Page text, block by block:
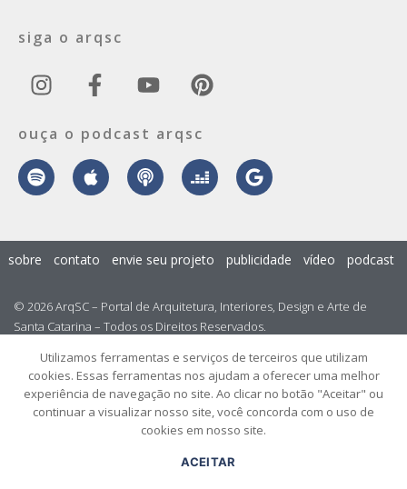
siga o arqsc
ouça o podcast arqsc
© 2026 ArqSC – Portal de Arquitetura, Interiores, Design e Arte de
Santa Catarina – Todos os Direitos Reservados.
sobre contato envie seu projeto publicidade vídeo podcast
Utilizamos ferramentas e serviços de terceiros que utilizam
cookies. Essas ferramentas nos ajudam a oferecer uma melhor
experiência de navegação no site. Ao clicar no botão "Aceitar" ou
continuar a visualizar nosso site, você concorda com o uso de
cookies em nosso site.
ACEITAR